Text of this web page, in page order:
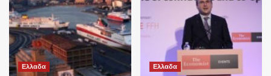
Ελλαδα Ελλαδα